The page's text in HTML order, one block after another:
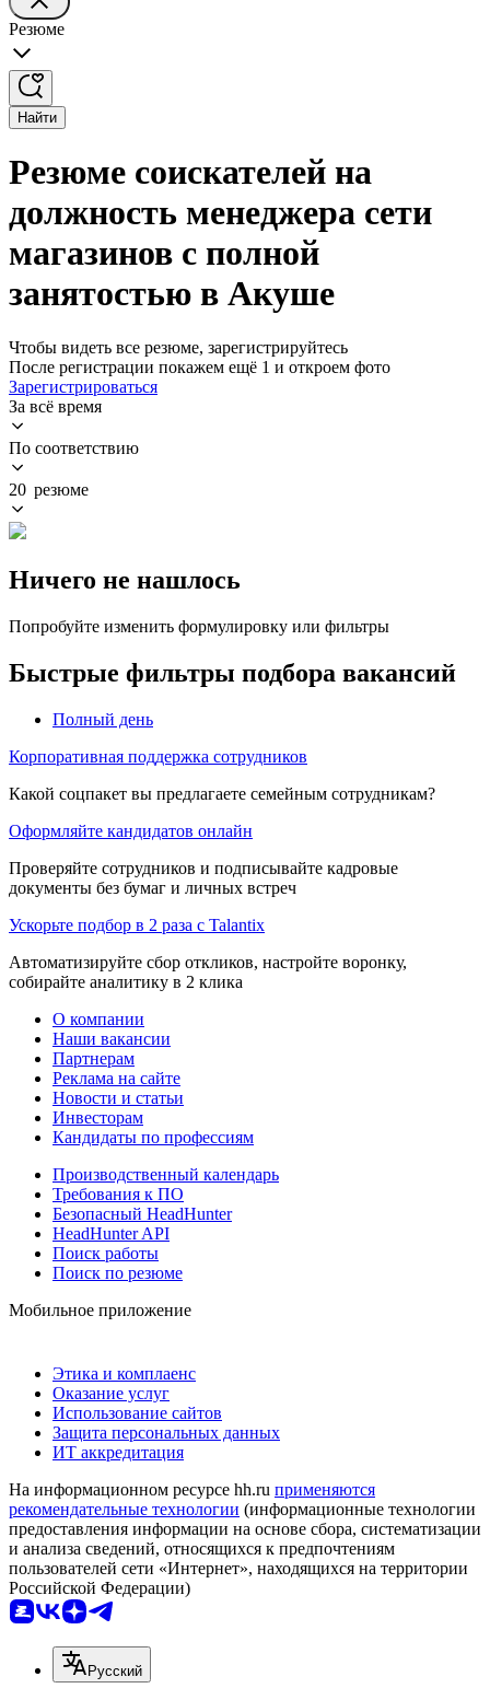
Резюме
Найти
Резюме соискателей на
должность менеджера сети
магазинов с полной
занятостью в Акуше
Чтобы видеть все резюме, зарегистрируйтесь
После регистрации покажем ещё 1 и откроем фото
Зарегистрироваться
За всё время
По соответствию
20 резюме
Ничего не нашлось
Попробуйте изменить формулировку или фильтры
Быстрые фильтры подбора вакансий
Полный день
Корпоративная поддержка сотрудников
Какой соцпакет вы предлагаете семейным сотрудникам?
Оформляйте кандидатов онлайн
Проверяйте сотрудников и подписывайте кадровые
документы без бумаг и личных встреч
Ускорьте подбор в 2 раза с Talantix
Автоматизируйте сбор откликов, настройте воронку,
собирайте аналитику в 2 клика
О компании
Наши вакансии
Партнерам
Реклама на сайте
Новости и статьи
Инвесторам
Кандидаты по профессиям
Производственный календарь
Требования к ПО
Безопасный HeadHunter
HeadHunter API
Поиск работы
Поиск по резюме
Мобильное приложение
Этика и комплаенс
Оказание услуг
Использование сайтов
Защита персональных данных
ИТ аккредитация
На информационном ресурсе hh.ru применяются
рекомендательные технологии (информационные технологии
предоставления информации на основе сбора, систематизации
и анализа сведений, относящихся к предпочтениям
пользователей сети «Интернет», находящихся на территории
Российской Федерации)
Русский